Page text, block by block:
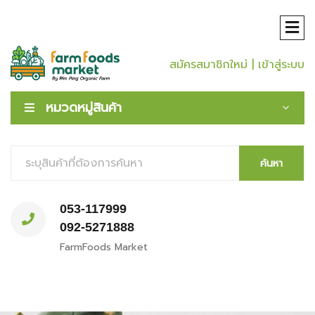
สมัครสมาชิกใหม่ | เข้าสู่ระบบ
หมวดหมู่สินค้า
ค้นหา
053-117999
092-5271888
FarmFoods Market